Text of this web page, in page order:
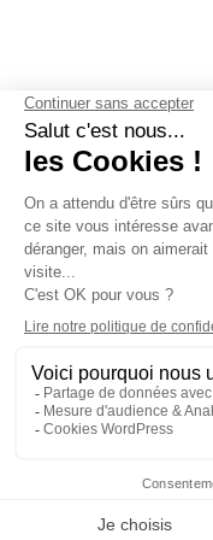
Contactez-nous-
confidentialité-Gestion